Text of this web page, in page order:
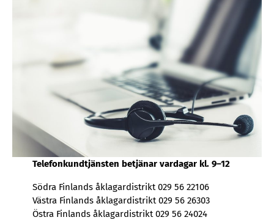
Telefonkundtjänsten betjänar vardagar kl. 9–12
Södra Finlands åklagardistrikt 029 56 22106
Västra Finlands åklagardistrikt 029 56 26303
Östra Finlands åklagardistrikt 029 56 24024